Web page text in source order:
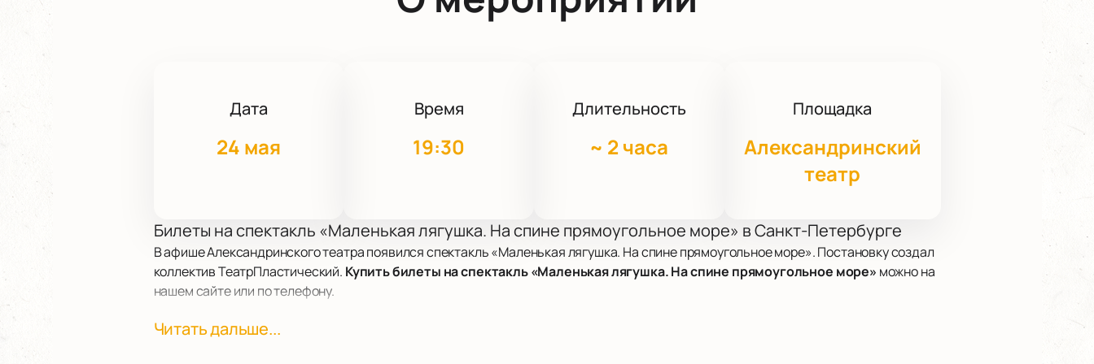
Дата
24 мая
Время
19:30
Длительность
~ 2 часа
Площадка
Александринский
театр
Билеты на спектакль «Маленькая лягушка. На спине прямоугольное море» в Санкт-Петербурге
В афише Александринского театра появился спектакль «Маленькая лягушка. На спине прямоугольное море». Постановку создал
коллектив ТеатрПластический. Купить билеты на спектакль «Маленькая лягушка. На спине прямоугольное море» можно на
нашем сайте или по телефону.
Сюжет
Читать дальше...